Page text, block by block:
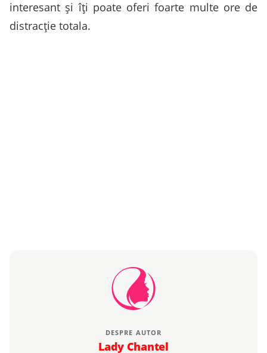
interesant și îți poate oferi foarte multe ore de
distracție totala.
DESPRE AUTOR
Lady Chantel